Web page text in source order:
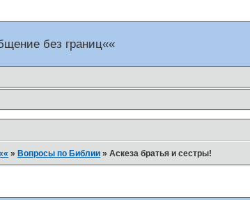
без границ««
»Вопросы по Библии »Аскеза братья и сестры!